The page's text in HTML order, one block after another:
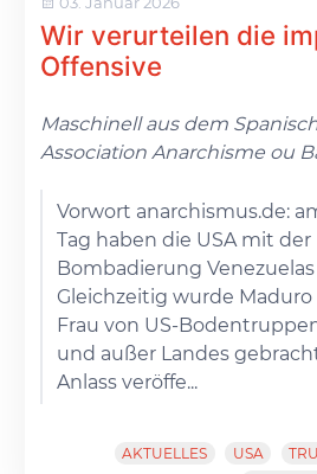
Wir verurteilen die
Offensive
Maschinell aus dem
Association Anarchisme ou
Vorwort anarchismus.de:
Tag haben die USA mit der
Bombadierung
Gleichzeitig wurde
Frau von US-
und außer Landes
Anlass veröffe...
AKTUELLES USA